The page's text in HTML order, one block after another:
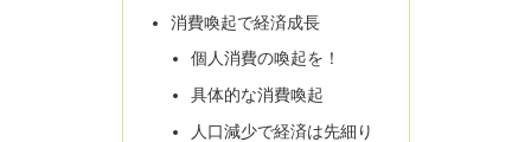
消費喚起で経済成長
個人消費の喚起を！
具体的な消費喚起
人口減少で経済は先細り